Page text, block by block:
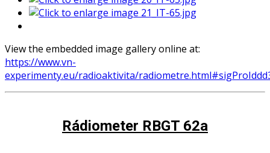
View the embedded image gallery online at:
https://www.vn-
experimenty.eu/radioaktivita/
Rádiometer RBGT 62a